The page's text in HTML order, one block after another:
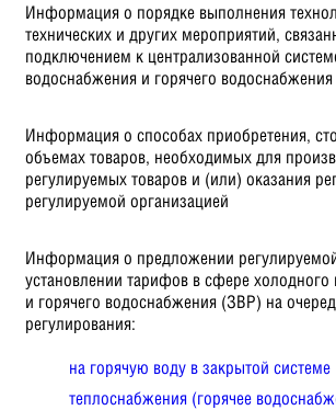
Информация о порядке выполнения
технических и других мероприятий,
подключением к централизованной
водоснабжения и горячего
Информация о способах приобретения,
объемах товаров, необходимых для
регулируемых товаров и (или) оказания
регулируемой организацией
Информация о предложении
установлении тарифов в сфере
и горячего водоснабжения (ЗВР) на
регулирования:
на горячую воду в закрытой системе
теплоснабжения (горячее